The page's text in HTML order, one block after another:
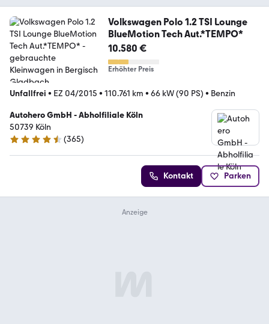
Volkswagen Polo 1.2 TSI Lounge
BlueMotion Tech Aut.*TEMPO*
10.580 €
Erhöhter Preis
Unfallfrei • EZ 04/2015 • 110.761 km • 66 kW (90 PS) • Benzin
Autohero GmbH - Abholfiliale Köln
50739 Köln
4.6 Sterne
(365)
Kontakt Parken